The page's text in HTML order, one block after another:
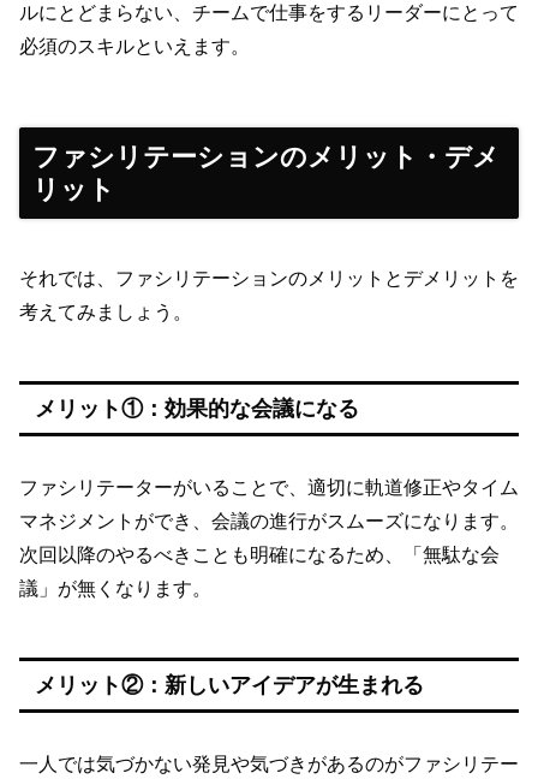
ルにとどまらない、チームで仕事をするリーダーにとって
必須のスキルといえます。
ファシリテーションのメリット・デメ
リット
それでは、ファシリテーションのメリットとデメリットを
考えてみましょう。
メリット①：効果的な会議になる
ファシリテーターがいることで、適切に軌道修正やタイム
マネジメントができ、会議の進行がスムーズになります。
次回以降のやるべきことも明確になるため、「無駄な会
議」が無くなります。
メリット②：新しいアイデアが生まれる
一人では気づかない発見や気づきがあるのがファシリテー